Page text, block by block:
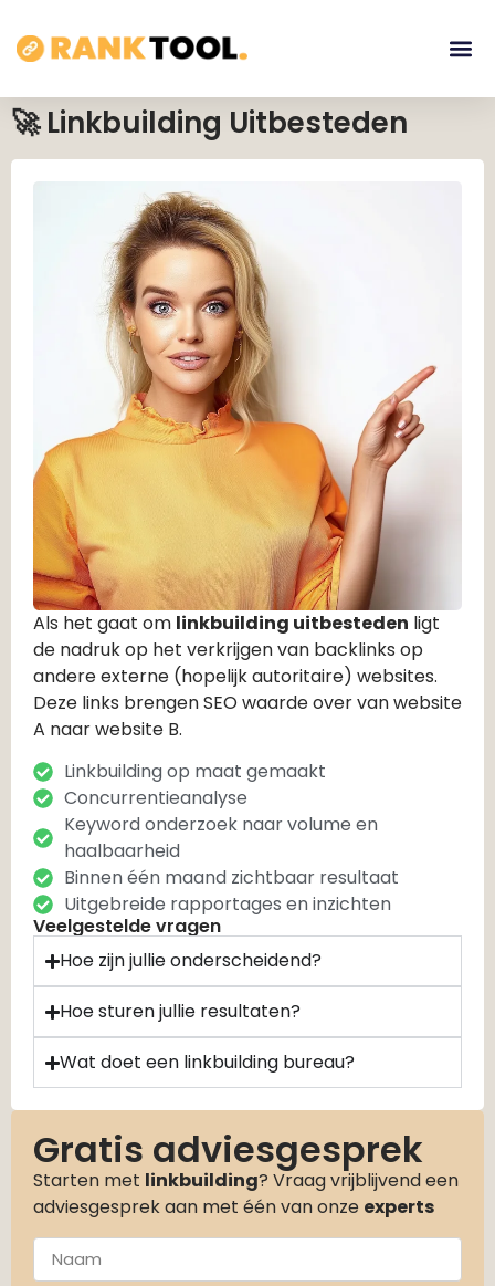
🚀 Linkbuilding Uitbesteden
Als het gaat om linkbuilding uitbesteden ligt
de nadruk op het verkrijgen van backlinks op
andere externe (hopelijk autoritaire) websites.
Deze links brengen SEO waarde over van website
A naar website B.
Linkbuilding op maat gemaakt
Concurrentieanalyse
Keyword onderzoek naar volume en
haalbaarheid
Binnen één maand zichtbaar resultaat
Uitgebreide rapportages en inzichten
Veelgestelde vragen
Hoe zijn jullie onderscheidend?
Hoe sturen jullie resultaten?
Wat doet een linkbuilding bureau?
Gratis adviesgesprek
Starten met linkbuilding? Vraag vrijblijvend een
adviesgesprek aan met één van onze experts